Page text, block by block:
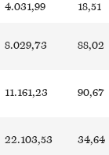
4.031,99 18,51
8.029,73 88,02
11.161,23 90,67
22.103,53 34,64